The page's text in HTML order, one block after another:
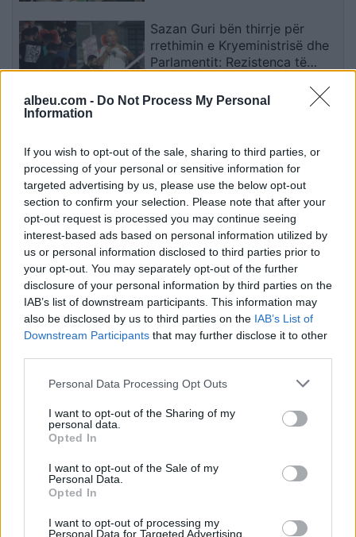
albeu.com - Do Not Process My Personal
Information
If you wish to opt-out of the sale, sharing to third parties, or
processing of your personal or sensitive information for
targeted advertising by us, please use the below opt-out
section to confirm your selection. Please note that after your
opt-out request is processed you may continue seeing
interest-based ads based on personal information utilized by
us or personal information disclosed to third parties prior to
your opt-out. You may separately opt-out of the further
disclosure of your personal information by third parties on the
IAB’s list of downstream participants. This information may
also be disclosed by us to third parties on the IAB’s List of
Downstream Participants that may further disclose it to other
Personal Data Processing Opt Outs
I want to opt-out of the Sharing of my
personal data.
Opted In
I want to opt-out of the Sale of my
Personal Data.
Opted In
I want to opt-out of processing my
Personal Data for Targeted Advertising.
Sazan Guri bën thirrje për
rrethimin e Kryeministrisë dhe
Parlamentit: Rezistenca të
zyrtarisht situatën
Esim for USA|Esim for Italy| Esim for Spain | Esim